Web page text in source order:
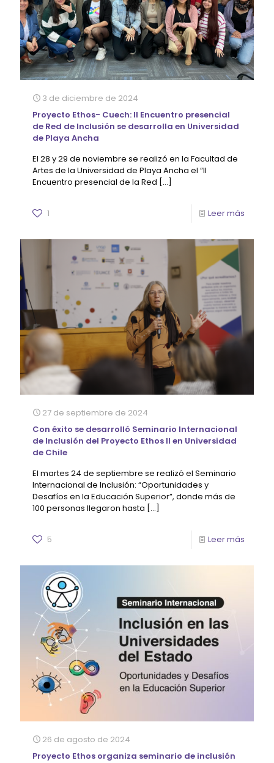
3 de diciembre de 2024
Proyecto Ethos- Cuech: II Encuentro presencial
de Red de Inclusión se desarrolla en Universidad
de Playa Ancha
El 28 y 29 de noviembre se realizó en la Facultad de
Artes de la Universidad de Playa Ancha el “II
Encuentro presencial de la Red […]
1 Leer más
27 de septiembre de 2024
Con éxito se desarrolló Seminario Internacional
de Inclusión del Proyecto Ethos II en Universidad
de Chile
El martes 24 de septiembre se realizó el Seminario
Internacional de Inclusión: “Oportunidades y
Desafíos en la Educación Superior”, donde más de
100 personas llegaron hasta […]
5 Leer más
26 de agosto de 2024
Proyecto Ethos organiza seminario de inclusión